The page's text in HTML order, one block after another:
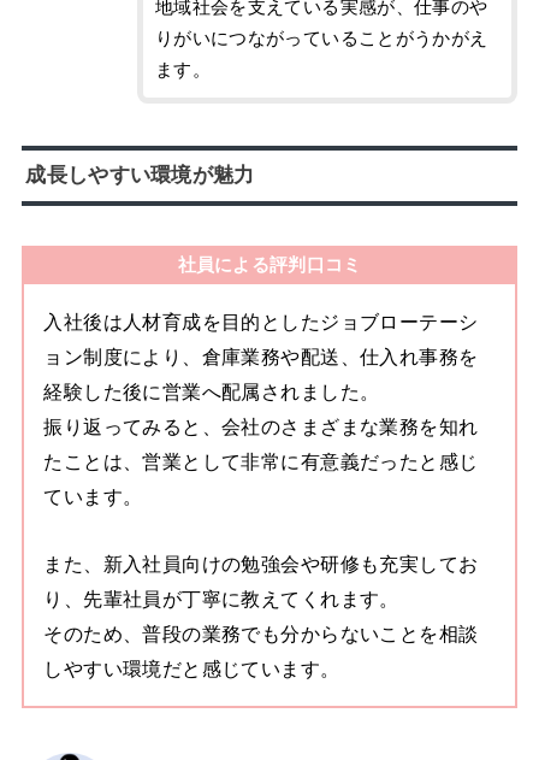
地域社会を支えている実感が、仕事のや
りがいにつながっていることがうかがえ
ます。
成長しやすい環境が魅力
社員による評判口コミ
入社後は人材育成を目的としたジョブローテーシ
ョン制度により、倉庫業務や配送、仕入れ事務を
経験した後に営業へ配属されました。
振り返ってみると、会社のさまざまな業務を知れ
たことは、営業として非常に有意義だったと感じ
ています。
また、新入社員向けの勉強会や研修も充実してお
り、先輩社員が丁寧に教えてくれます。
そのため、普段の業務でも分からないことを相談
しやすい環境だと感じています。